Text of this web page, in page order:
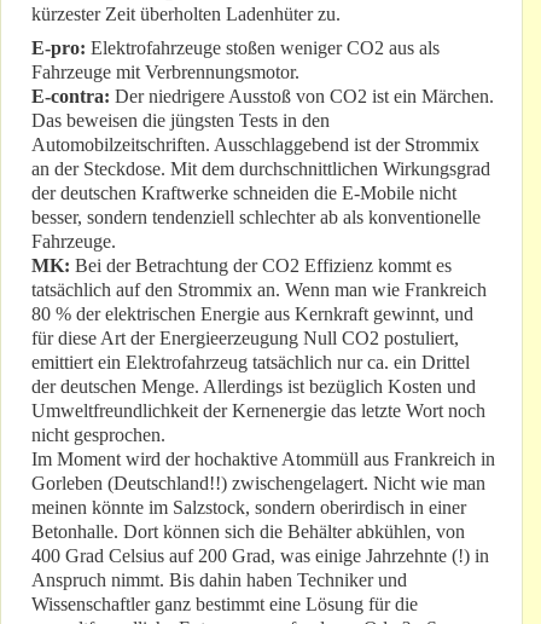
kürzester Zeit überholten Ladenhüter zu.
E-pro: Elektrofahrzeuge stoßen weniger CO2 aus als
Fahrzeuge mit Verbrennungsmotor.
E-contra: Der niedrigere Ausstoß von CO2 ist ein Märchen.
Das beweisen die jüngsten Tests in den
Automobilzeitschriften. Ausschlaggebend ist der Strommix
an der Steckdose. Mit dem durchschnittlichen Wirkungsgrad
der deutschen Kraftwerke schneiden die E-Mobile nicht
besser, sondern tendenziell schlechter ab als konventionelle
Fahrzeuge.
MK: Bei der Betrachtung der CO2 Effizienz kommt es
tatsächlich auf den Strommix an. Wenn man wie Frankreich
80 % der elektrischen Energie aus Kernkraft gewinnt, und
für diese Art der Energieerzeugung Null CO2 postuliert,
emittiert ein Elektrofahrzeug tatsächlich nur ca. ein Drittel
der deutschen Menge. Allerdings ist bezüglich Kosten und
Umweltfreundlichkeit der Kernenergie das letzte Wort noch
nicht gesprochen.
Im Moment wird der hochaktive Atommüll aus Frankreich in
Gorleben (Deutschland!!) zwischengelagert. Nicht wie man
meinen könnte im Salzstock, sondern oberirdisch in einer
Betonhalle. Dort können sich die Behälter abkühlen, von
400 Grad Celsius auf 200 Grad, was einige Jahrzehnte (!) in
Anspruch nimmt. Bis dahin haben Techniker und
Wissenschaftler ganz bestimmt eine Lösung für die